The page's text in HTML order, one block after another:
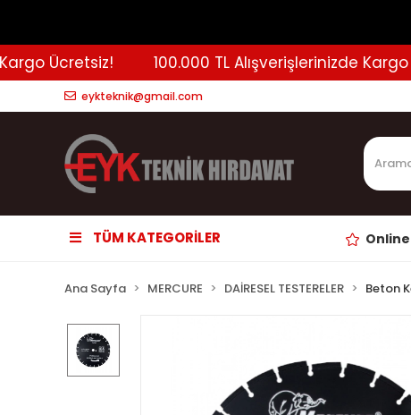
Ücretsiz! 100.000 TL Alışverişlerinizde Kargo
eykteknik@gmail.com
TÜM KATEGORİLER
Ana Sayfa MERCURE DAİRESEL TESTERELER Beton